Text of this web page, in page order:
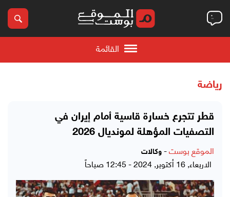
القائمة
رياضة
قطر تتجرع خسارة قاسية أمام إيران في
التصفيات المؤهلة لمونديال 2026
الموقع بوست- وكالات
الاربعاء, 16 أكتوبر, 2024 - 12:45 صباحاً